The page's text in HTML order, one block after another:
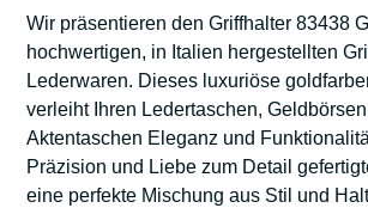
Wir präsentieren den Griffhalter 83438
hochwertigen, in Italien hergestellten
Lederwaren. Dieses luxuriöse
verleiht Ihren Ledertaschen,
Aktentaschen Eleganz und
Präzision und Liebe zum Detail
eine perfekte Mischung aus Stil und